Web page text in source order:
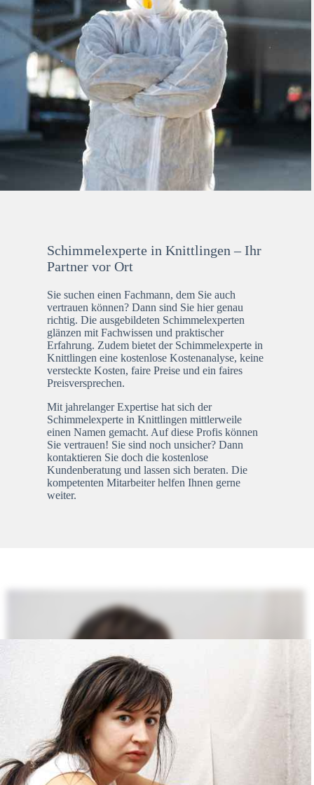
Schimmelexperte in Knittlingen – Ihr
Partner vor Ort
Sie suchen einen Fachmann, dem Sie auch
vertrauen können? Dann sind Sie hier genau
richtig. Die ausgebildeten Schimmelexperten
glänzen mit Fachwissen und praktischer
Erfahrung. Zudem bietet der Schimmelexperte in
Knittlingen eine kostenlose Kostenanalyse, keine
versteckte Kosten, faire Preise und ein faires
Preisversprechen.
Mit jahrelanger Expertise hat sich der
Schimmelexperte in Knittlingen mittlerweile
einen Namen gemacht. Auf diese Profis können
Sie vertrauen! Sie sind noch unsicher? Dann
kontaktieren Sie doch die kostenlose
Kundenberatung und lassen sich beraten. Die
kompetenten Mitarbeiter helfen Ihnen gerne
weiter.